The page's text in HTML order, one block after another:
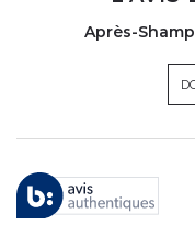
Après-